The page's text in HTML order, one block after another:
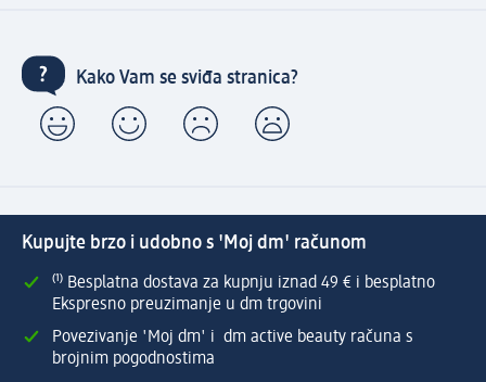
Kako Vam se sviđa stranica?
Kupujte brzo i udobno s 'Moj dm' računom
⁽¹⁾ Besplatna dostava za kupnju iznad 49 € i besplatno
Ekspresno preuzimanje u dm trgovini
Povezivanje 'Moj dm' i dm active beauty računa s
brojnim pogodnostima